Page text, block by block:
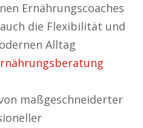
Ernährungscoaches
die Flexibilität und
Alltag
maßgeschneiderter